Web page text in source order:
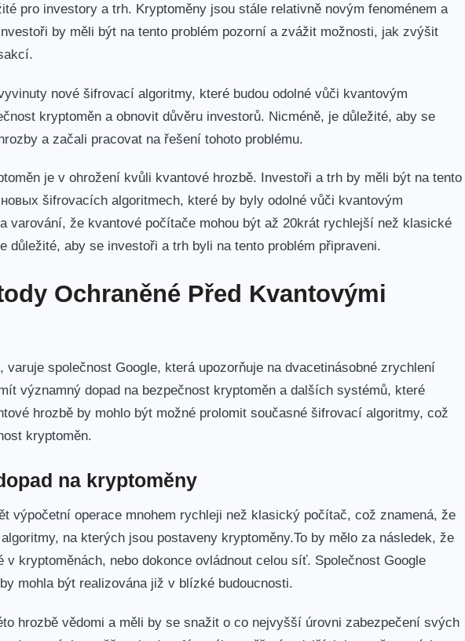
pro investory a trh. Kryptoměny jsou stále relativně novým fenoménem‌ a
by měli být na tento problém pozorní a ⁣zvážit možnosti, jak zvýšit
nové ⁢šifrovací ‌algoritmy, které budou odolné ‌vůči ⁤kvantovým
kryptoměn a obnovit důvěru ‍investorů. Nicméně, je důležité, aby se
a začali pracovat na řešení tohoto problému.
je v ⁣ohrožení kvůli kvantové hrozbě. Investoři a trh by měli být‍ na tento⁢
šifrovacích algoritmech, které by⁣ byly odolné vůči kvantovým
varování, že kvantové‌ počítače mohou být až 20krát‌ rychlejší než klasické
důležité, aby ‍se investoři ⁤a trh ⁢byli na tento problém‍ připraveni.
Ochraněné Před Kvantovými
společnost Google, která upozorňuje ‍na dvacetinásobné zrychlení
významný dopad na bezpečnost⁣ kryptoměn⁤ a dalších systémů, které
hrozbě by mohlo ‍být možné prolomit současné šifrovací algoritmy, což⁢
kryptoměn.
na kryptoměny
výpočetní⁤ operace mnohem rychleji než klasický počítač,​ což znamená, že
na kterých jsou postaveny kryptoměny.To by mělo za následek,⁣ že
v kryptoměnách, nebo dokonce ovládnout celou síť. Společnost Google
mohla být realizována⁤ již v blízké budoucnosti.
hrozbě‌ vědomi‍ a měli by se snažit o co nejvyšší úrovni ⁢zabezpečení svých